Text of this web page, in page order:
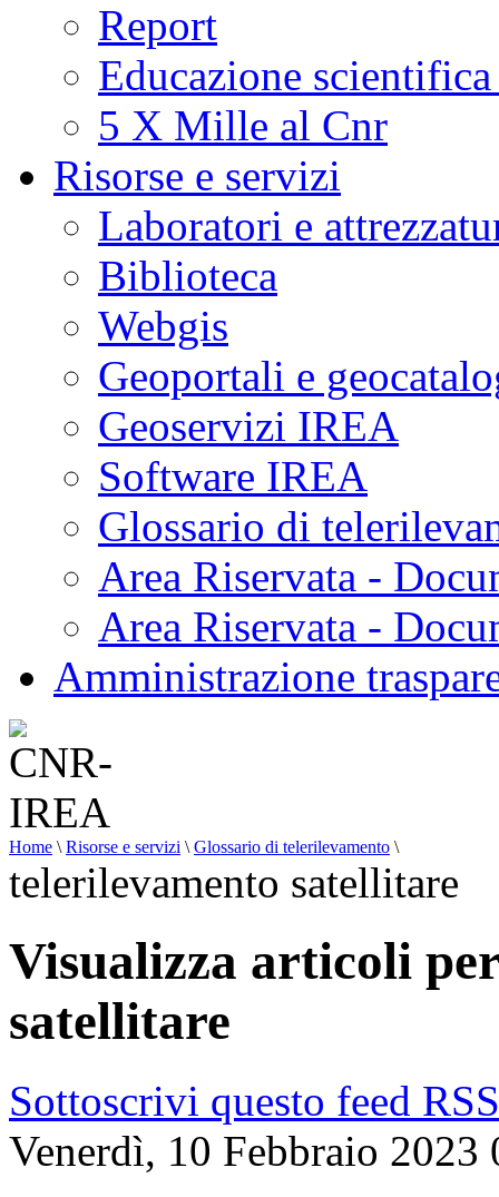
Report
Educazione
5 X Mille al Cnr
Risorse e servizi
Laboratori e
Biblioteca
Webgis
Geoportali e
Geoservizi IREA
Software IREA
Glossario di
Area Riservata -
Area Riservata -
Amministrazione
Home \ Risorse e servizi \ Glossario di telerilevamento \
telerilevamento satellitare
Visualizza articoli
satellitare
Sottoscrivi questo feed RSS
Venerdì, 10 Febbraio 2023